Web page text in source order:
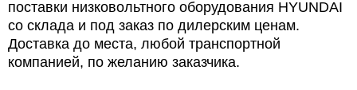
поставки низковольтного оборудования HYUNDAI
со склада и под заказ по дилерским ценам.
Доставка до места, любой транспортной
компанией, по желанию заказчика.